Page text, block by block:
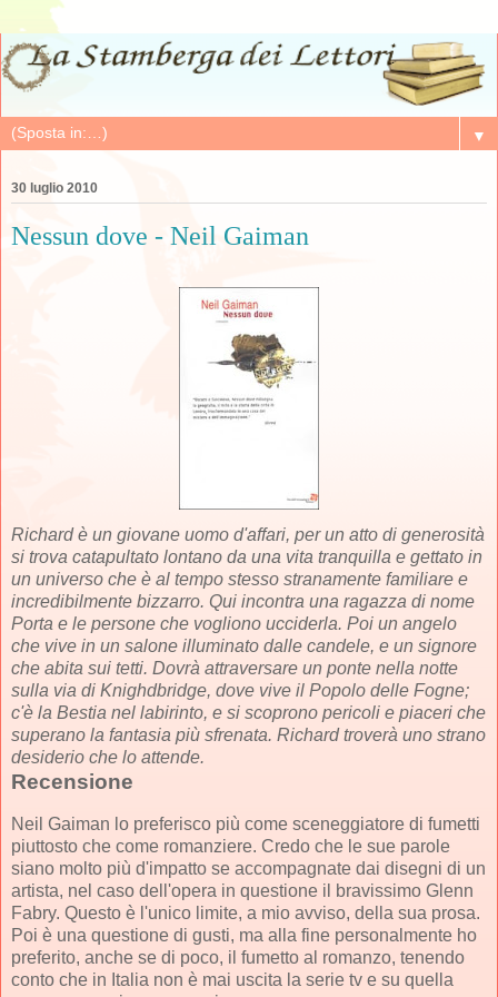
▼
30 luglio 2010
Nessun dove - Neil Gaiman
Richard è un giovane uomo d'affari, per un atto di generosità
si trova catapultato lontano da una vita tranquilla e gettato in
un universo che è al tempo stesso stranamente familiare e
incredibilmente bizzarro. Qui incontra una ragazza di nome
Porta e le persone che vogliono ucciderla. Poi un angelo
che vive in un salone illuminato dalle candele, e un signore
che abita sui tetti. Dovrà attraversare un ponte nella notte
sulla via di Knighdbridge, dove vive il Popolo delle Fogne;
c'è la Bestia nel labirinto, e si scoprono pericoli e piaceri che
superano la fantasia più sfrenata. Richard troverà uno strano
desiderio che lo attende.
Recensione
Neil Gaiman lo preferisco più come sceneggiatore di fumetti
piuttosto che come romanziere. Credo che le sue parole
siano molto più d'impatto se accompagnate dai disegni di un
artista, nel caso dell'opera in questione il bravissimo Glenn
Fabry. Questo è l'unico limite, a mio avviso, della sua prosa.
Poi è una questione di gusti, ma alla fine personalmente ho
preferito, anche se di poco, il fumetto al romanzo, tenendo
conto che in Italia non è mai uscita la serie tv e su quella